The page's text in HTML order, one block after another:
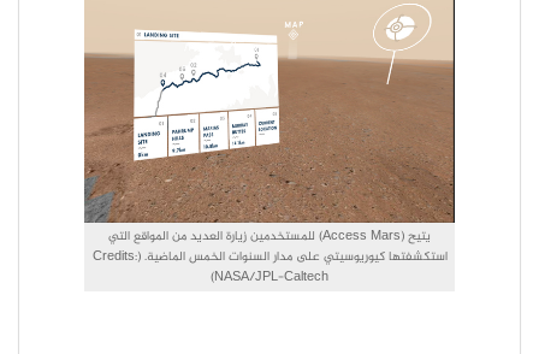
يتيح (Access Mars) للمستخدمين زيارة العديد من المواقع التي
استكشفتها كيوريوسيتي على مدار السنوات الخمس الماضية. (Credits:
NASA/JPL-Caltech)